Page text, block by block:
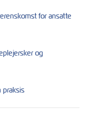
for ansatte
og